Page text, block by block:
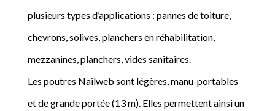
plusieurs types d’applications : pannes de toiture,
chevrons, solives, planchers en réhabilitation,
mezzanines, planchers, vides sanitaires.
Les poutres Nailweb sont légères, manu-portables
et de grande portée (13 m). Elles permettent ainsi un